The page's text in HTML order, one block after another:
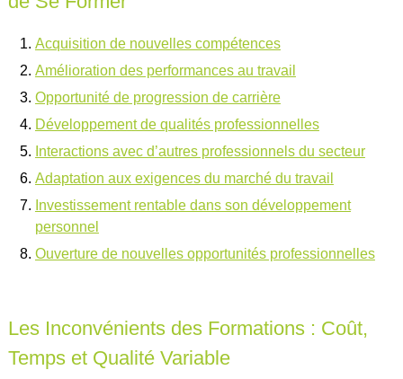
Acquisition de nouvelles compétences
Amélioration des performances au travail
Opportunité de progression de carrière
Développement de qualités professionnelles
Interactions avec d’autres professionnels du secteur
Adaptation aux exigences du marché du travail
Investissement rentable dans son développement
personnel
Ouverture de nouvelles opportunités professionnelles
Les Inconvénients des Formations : Coût,
Temps et Qualité Variable